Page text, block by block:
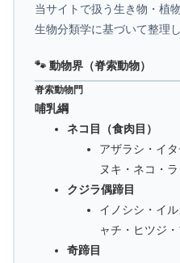
当サイトで扱う生き物・植
生物分類学に基づいて整理
🐾 動物界（脊索動物）
脊索動物門
哺乳綱
ネコ目（食肉目）
アザラシ・イ
ヌキ・ネコ・ラ
クジラ偶蹄目
イノシシ・イ
ャチ・ヒツジ
奇蹄目